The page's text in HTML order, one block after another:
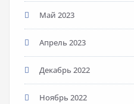
Май 2023
Апрель 2023
Декабрь 2022
Ноябрь 2022